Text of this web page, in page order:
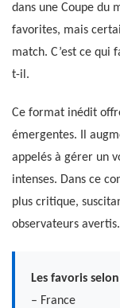
dans une Coupe du
favorites, mais
match. C’est ce qui
t-il.
Ce format inédit
émergentes. Il
appelés à gérer un
intenses. Dans ce
plus critique,
observateurs avertis.
Les favoris
– France